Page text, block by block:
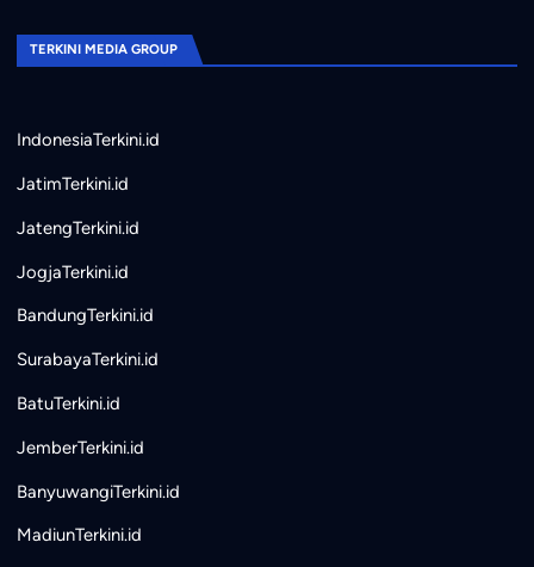
TERKINI MEDIA GROUP
IndonesiaTerkini.id
JatimTerkini.id
JatengTerkini.id
JogjaTerkini.id
BandungTerkini.id
SurabayaTerkini.id
BatuTerkini.id
JemberTerkini.id
BanyuwangiTerkini.id
MadiunTerkini.id